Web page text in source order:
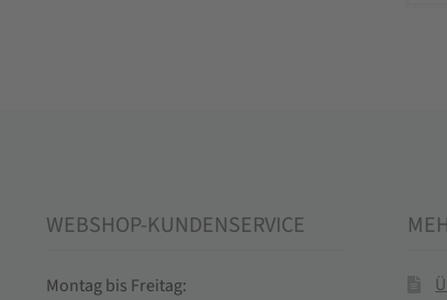
WEBSHOP-KUNDENSERVICE
Montag bis Freitag: